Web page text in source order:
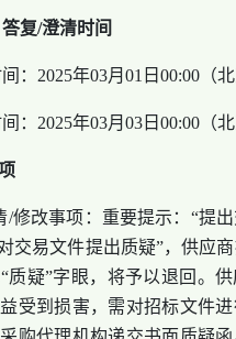
复/澄清时间
：2025年03月01日00:00（北
：2025年03月03日00:00（北
/修改事项：重要提示：“提
交易文件提出质疑”，供应
质疑”字眼，将予以退回。
受到损害，需对招标文件进